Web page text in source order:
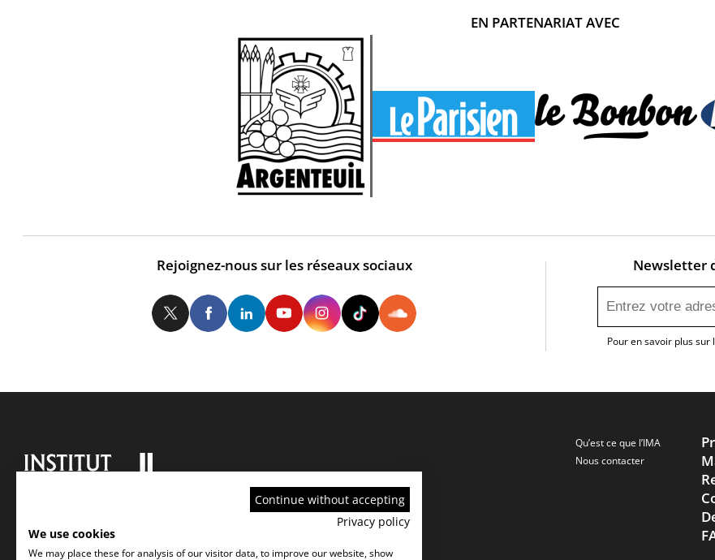
EN PARTENARIAT AVEC
Rejoignez-nous sur les réseaux sociaux
TwitterFacebookLinkedInYoutubeInstagram
Newsletter
Pour en savoir plus
Qu’est ce que l’IMA
Nous contacter
Continue without accepting
Privacy policy
We use cookies
We may place these for analysis of our visitor data, to improve our website, show